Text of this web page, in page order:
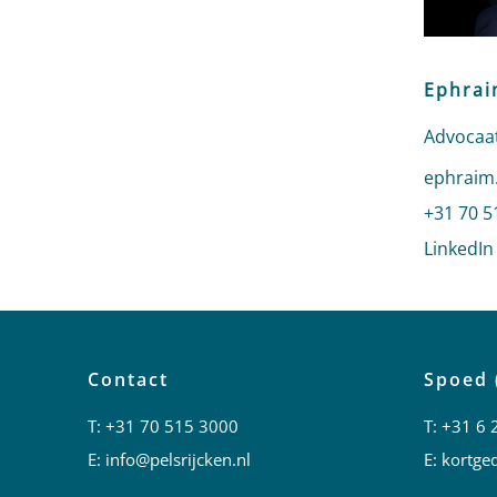
Stuur
Bel naar
+31 70
LinkedIn
Contact
T:+31 70 515 3000
E: info@pelsrijcken.nl
T: +31 6
E: